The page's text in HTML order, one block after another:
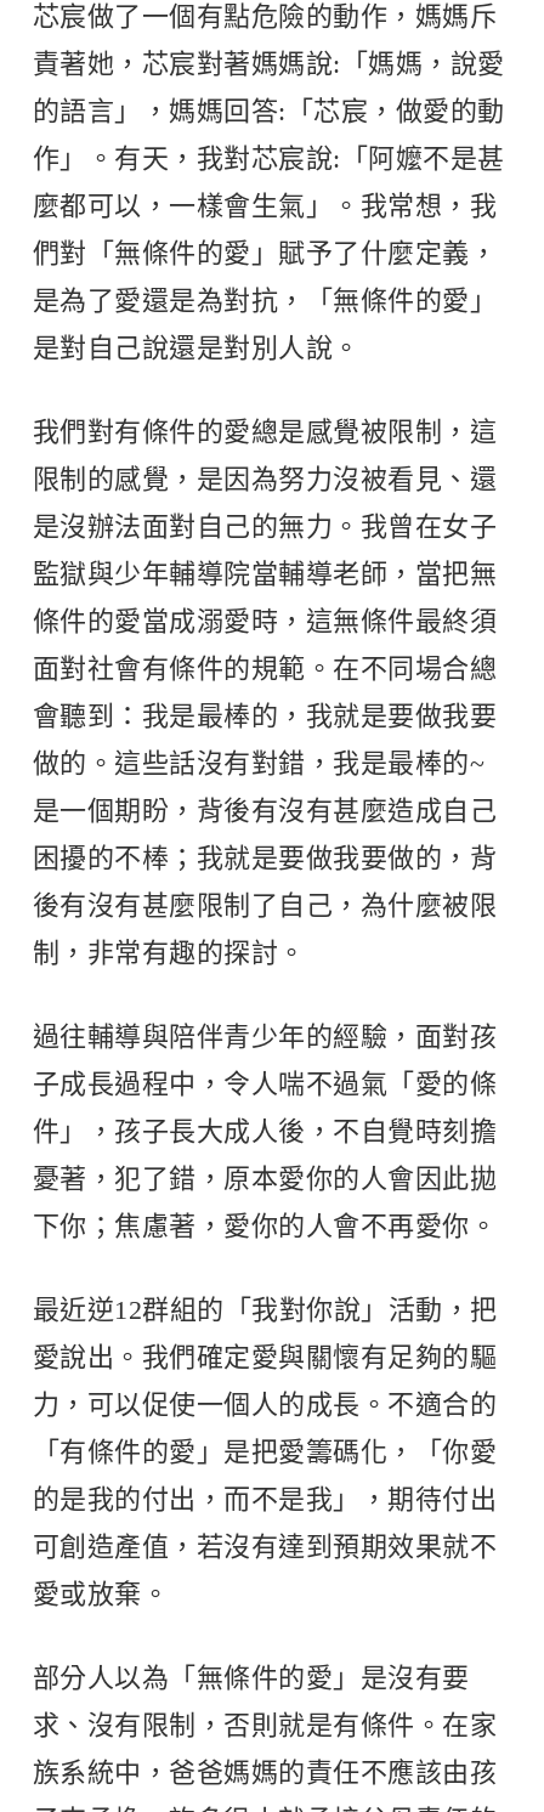
芯宸做了一個有點危險的動作，媽媽斥
責著她，芯宸對著媽媽說:「媽媽，說愛
的語言」，媽媽回答:「芯宸，做愛的動
作」。有天，我對芯宸說:「阿嬤不是甚
麼都可以，一樣會生氣」。我常想，我
們對「無條件的愛」賦予了什麼定義，
是為了愛還是為對抗，「無條件的愛」
是對自己說還是對別人說。
我們對有條件的愛總是感覺被限制，這
限制的感覺，是因為努力沒被看見、還
是沒辦法面對自己的無力。我曾在女子
監獄與少年輔導院當輔導老師，當把無
條件的愛當成溺愛時，這無條件最終須
面對社會有條件的規範。在不同場合總
會聽到：我是最棒的，我就是要做我要
做的。這些話沒有對錯，我是最棒的~
是一個期盼，背後有沒有甚麼造成自己
困擾的不棒；我就是要做我要做的，背
後有沒有甚麼限制了自己，為什麼被限
制，非常有趣的探討。
過往輔導與陪伴青少年的經驗，面對孩
子成長過程中，令人喘不過氣「愛的條
件」，孩子長大成人後，不自覺時刻擔
憂著，犯了錯，原本愛你的人會因此拋
下你；焦慮著，愛你的人會不再愛你。
最近逆12群組的「我對你說」活動，把
愛說出。我們確定愛與關懷有足夠的驅
力，可以促使一個人的成長。不適合的
「有條件的愛」是把愛籌碼化，「你愛
的是我的付出，而不是我」，期待付出
可創造產值，若沒有達到預期效果就不
愛或放棄。
部分人以為「無條件的愛」是沒有要
求、沒有限制，否則就是有條件。在家
族系統中，爸爸媽媽的責任不應該由孩